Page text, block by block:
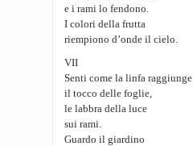
e i rami lo fendono.
I colori della frutta
riempiono d’onde il cielo.
VII
Senti come la linfa raggiunge
il tocco delle foglie,
le labbra della luce
sui rami.
Guardo il giardino